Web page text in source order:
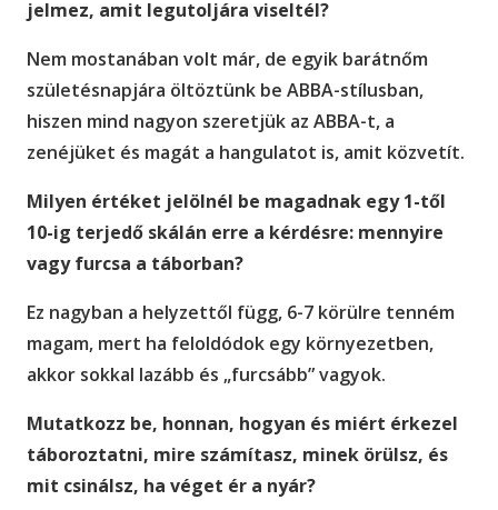
jelmez, amit legutoljára viseltél?
Nem mostanában volt már, de egyik barátnőm
születésnapjára öltöztünk be ABBA-stílusban,
hiszen mind nagyon szeretjük az ABBA-t, a
zenéjüket és magát a hangulatot is, amit közvetít.
Milyen értéket jelölnél be magadnak egy 1-től
10-ig terjedő skálán erre a kérdésre: mennyire
vagy furcsa a táborban?
Ez nagyban a helyzettől függ, 6-7 körülre tenném
magam, mert ha feloldódok egy környezetben,
akkor sokkal lazább és „furcsább” vagyok.
Mutatkozz be, honnan, hogyan és miért érkezel
táboroztatni, mire számítasz, minek örülsz, és
mit csinálsz, ha véget ér a nyár?